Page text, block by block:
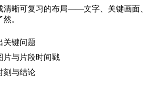
清晰可复习的布局——文字、关键画面、
。
关键问题
片与片段时间戳
刻与结论